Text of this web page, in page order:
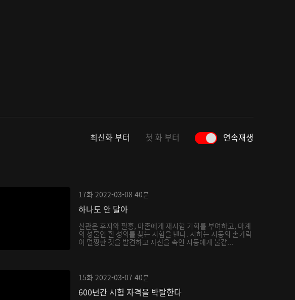
최신화 부터 첫 화 부터 연속재생
17화 2022-03-08 40분
하나도 안 달아
신관은 후지와 필홍, 마존에게 재시험 기회를 부여하고, 마계
의 성물인 흰 성의를 찾는 시험을 낸다. 시하는 시동의 손가락
이 멀쩡한 것을 발견하고 자신을 속인 시동에게 불같...
15화 2022-03-07 40분
600년간 시험 자격을 박탈한다